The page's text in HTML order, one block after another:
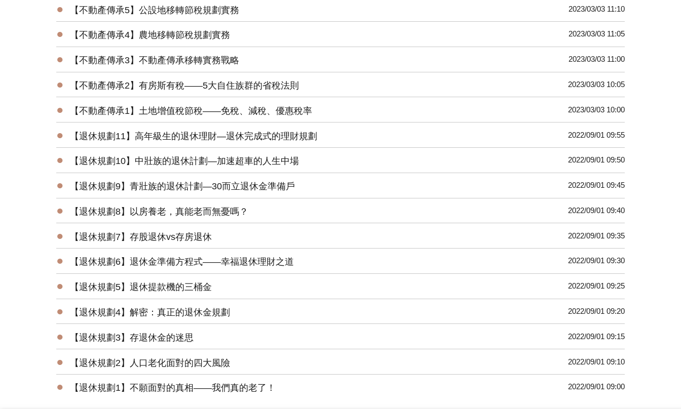
● 【不動產傳承5】公設地移轉節稅規劃實務 2023/03/03 11:10
● 【不動產傳承4】農地移轉節稅規劃實務 2023/03/03 11:05
● 【不動產傳承3】不動產傳承移轉實務戰略 2023/03/03 11:00
● 【不動產傳承2】有房斯有稅——5大自住族群的省稅法則 2023/03/03 10:05
● 【不動產傳承1】土地增值稅節稅——免稅、減稅、優惠稅率 2023/03/03 10:00
● 【退休規劃11】高年級生的退休理財—退休完成式的理財規劃 2022/09/01 09:55
● 【退休規劃10】中壯族的退休計劃—加速超車的人生中場 2022/09/01 09:50
● 【退休規劃9】青壯族的退休計劃—30而立退休金準備戶 2022/09/01 09:45
● 【退休規劃8】以房養老，真能老而無憂嗎？ 2022/09/01 09:40
● 【退休規劃7】存股退休vs存房退休 2022/09/01 09:35
● 【退休規劃6】退休金準備方程式——幸福退休理財之道 2022/09/01 09:30
● 【退休規劃5】退休提款機的三桶金 2022/09/01 09:25
● 【退休規劃4】解密：真正的退休金規劃 2022/09/01 09:20
● 【退休規劃3】存退休金的迷思 2022/09/01 09:15
● 【退休規劃2】人口老化面對的四大風險 2022/09/01 09:10
● 【退休規劃1】不願面對的真相——我們真的老了！ 2022/09/01 09:00